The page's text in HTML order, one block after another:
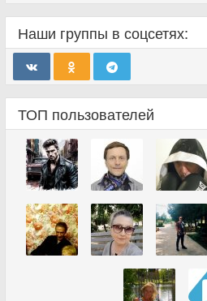
Наши группы в соцсетях:
ТОП пользователей